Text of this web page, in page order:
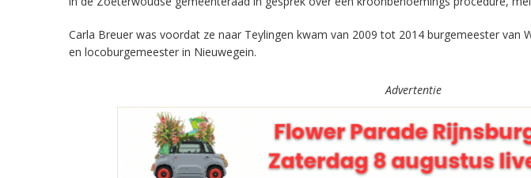
Carla Breuer was voordat ze naar Teylingen kwam van 2009 tot 2014 burgemeester van
en locoburgemeester in Nieuwegein.
Advertentie